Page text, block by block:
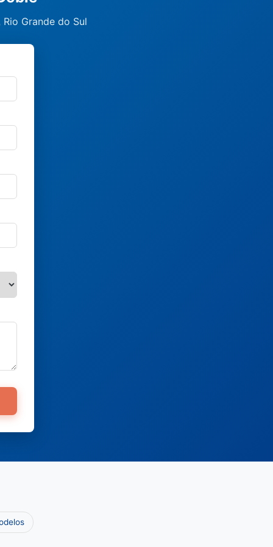
Grande do Sul